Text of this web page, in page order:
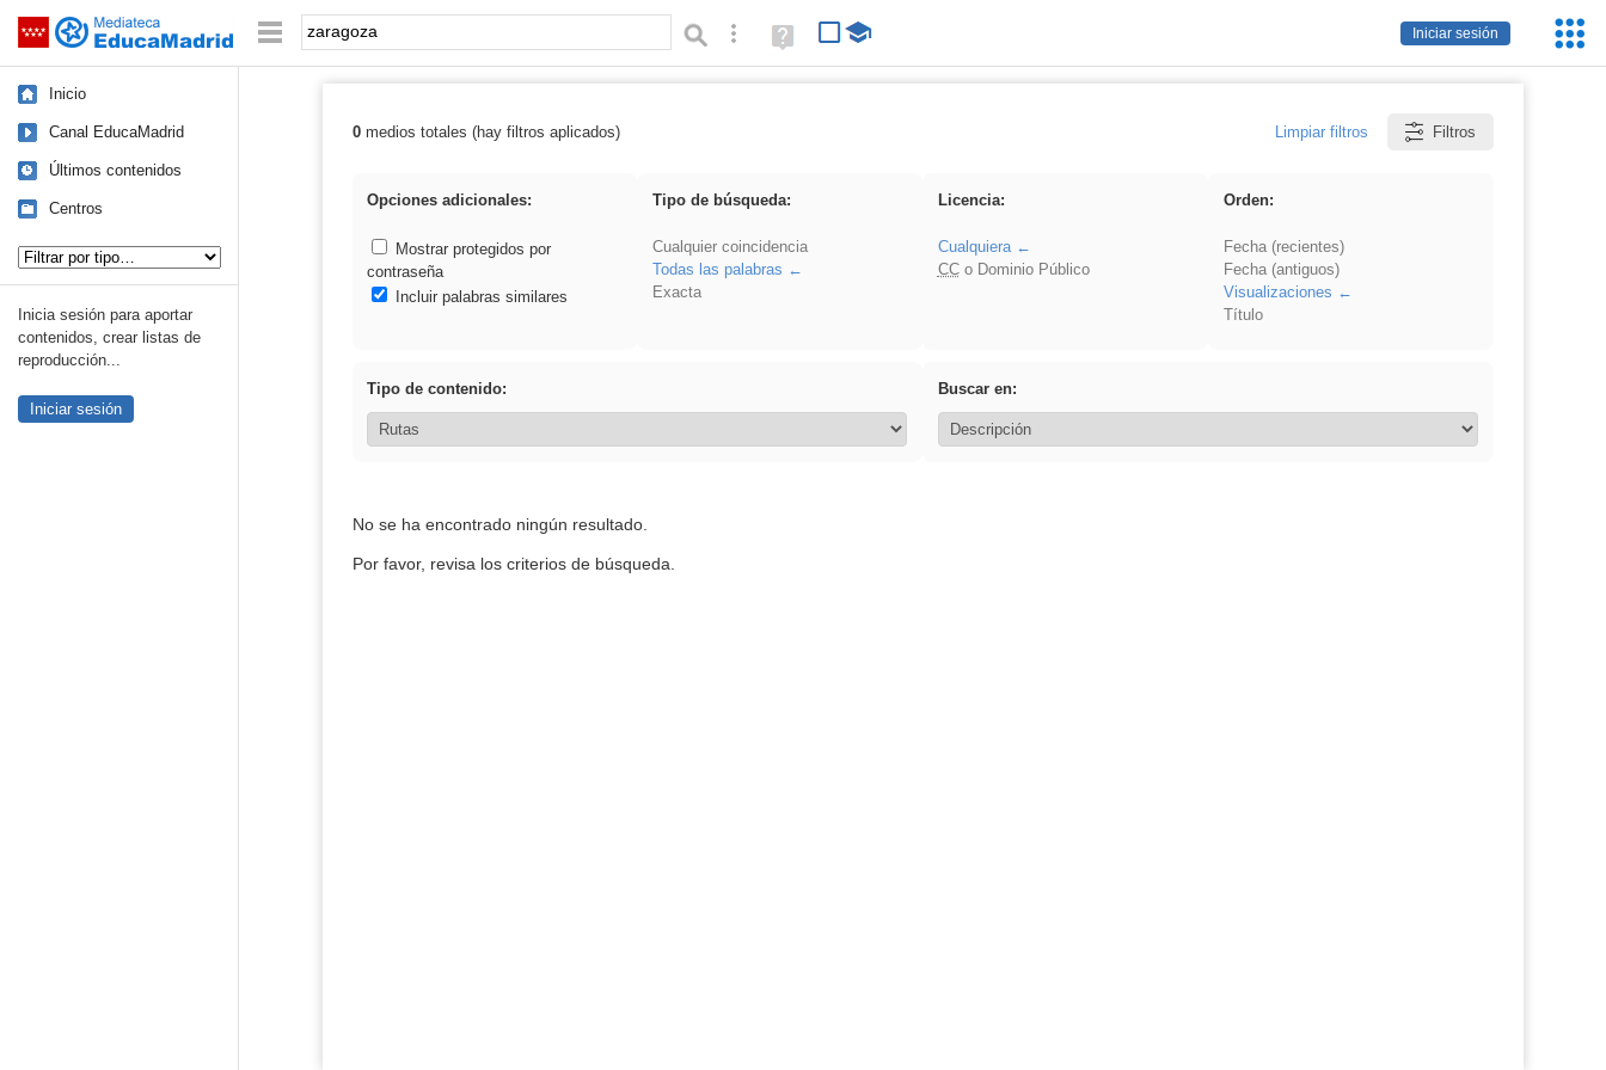
Saltar navegación
Iniciar sesión
Palabra o frase: Búsqueda avanzada
Ayuda
(en
Inicio
Canal EducaMadrid
Últimos contenidos
Centros
Inicia sesión para aportar
contenidos, crear listas de
reproducción...
Iniciar sesión
Resultados de: zaragoza
0medios totales (hay filtros aplicados) Limpiar filtros Filtros
Opciones adicionales:
Mostrar protegidos por
contraseña
Incluir palabras similares
Tipo de búsqueda:
Cualquier coincidencia
Todas las palabras
Exacta
Licencia:
Cualquiera
CCo Dominio Público
Orden:
Fecha (recientes)
Fecha (antiguos)
Visualizaciones
Título
Tipo de contenido: Buscar en:
No se ha encontrado ningún resultado.
Por favor, revisa los criterios de búsqueda.